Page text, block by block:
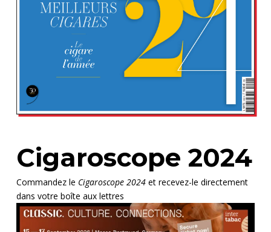
Cigaroscope 2024
Commandez le Cigaroscope 2024et recevez-le directement
dans votre boîte aux lettres